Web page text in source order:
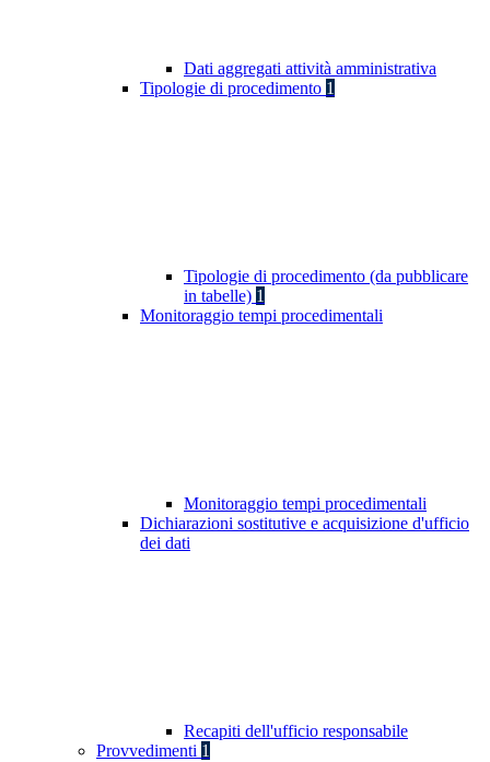
Dati aggregati attività amministrativa
Tipologie di procedimento 1
Tipologie di procedimento (da pubblicare
in tabelle) 1
Monitoraggio tempi procedimentali
Monitoraggio tempi procedimentali
Dichiarazioni sostitutive e acquisizione d'ufficio
dei dati
Recapiti dell'ufficio responsabile
Provvedimenti 1